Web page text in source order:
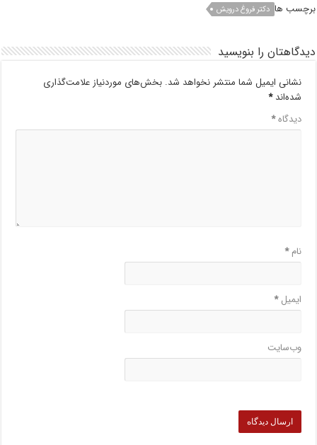
برچسب ها دکتر فروغ درویش
دیدگاهتان را بنویسید
نشانی ایمیل شما منتشر نخواهد شد. بخش‌های موردنیاز علامت‌گذاری
شده‌اند*
دیدگاه*
نام*
ایمیل*
وب‌سایت